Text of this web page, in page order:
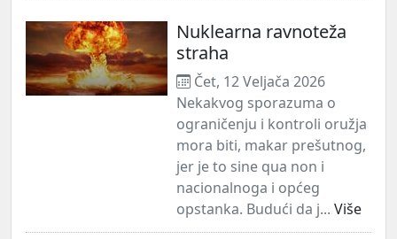
Nuklearna ravnoteža
straha
Čet, 12 Veljača 2026
Nekakvog sporazuma o
ograničenju i kontroli oružja
mora biti, makar prešutnog,
jer je to sine qua non i
nacionalnoga i općeg
opstanka. Budući da j... Više